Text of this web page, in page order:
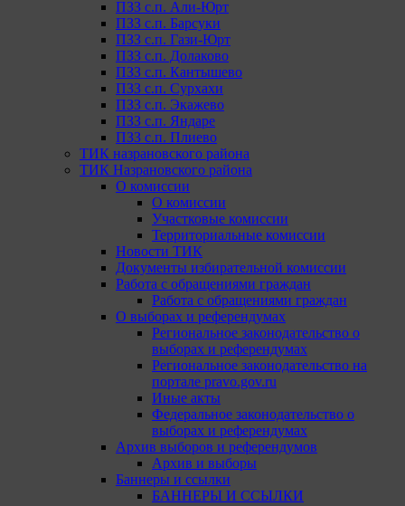
ПЗЗ с.п. Али-Юрт
ПЗЗ с.п. Барсуки
ПЗЗ с.п. Гази-Юрт
ПЗЗ с.п. Долаково
ПЗЗ с.п. Кантышево
ПЗЗ с.п. Сурхахи
ПЗЗ с.п. Экажево
ПЗЗ с.п. Яндаре
ПЗЗ с.п. Плиево
ТИК назрановского района
ТИК Назрановского района
О комиссии
О комиссии
Участковые комиссии
Территориальные комиссии
Новости ТИК
Документы избирательной комиссии
Работа с обращениями граждан
Работа с обращениями граждан
О выборах и референдумах
Региональное законодательство о
выборах и референдумах
Региональное законодательство на
портале pravo.gov.ru
Иные акты
Федеральное законодательство о
выборах и референдумах
Архив выборов и референдумов
Архив и выборы
Баннеры и ссылки
БАННЕРЫ И ССЫЛКИ